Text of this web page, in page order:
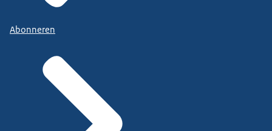
Abonneren